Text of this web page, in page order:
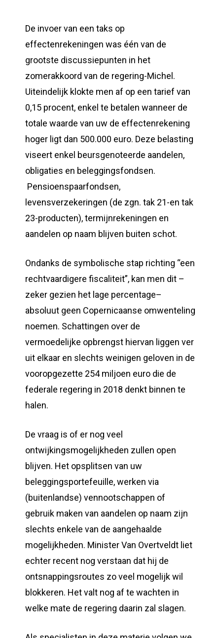
De invoer van een taks op
effectenrekeningen was één van de
grootste discussiepunten in het
zomerakkoord van de regering-Michel.
Uiteindelijk klokte men af op een tarief van
0,15 procent, enkel te betalen wanneer de
totale waarde van uw de effectenrekening
hoger ligt dan 500.000 euro. Deze belasting
viseert enkel beursgenoteerde aandelen,
obligaties en beleggingsfondsen.
Pensioenspaarfondsen,
levensverzekeringen (de zgn. tak 21-en tak
23-producten), termijnrekeningen en
aandelen op naam blijven buiten schot.
Ondanks de symbolische stap richting “een
rechtvaardigere fiscaliteit”, kan men dit –
zeker gezien het lage percentage–
absoluut geen Copernicaanse omwenteling
noemen. Schattingen over de
vermoedelijke opbrengst hiervan liggen ver
uit elkaar en slechts weinigen geloven in de
vooropgezette 254 miljoen euro die de
federale regering in 2018 denkt binnen te
halen.
De vraag is of er nog veel
ontwijkingsmogelijkheden zullen open
blijven. Het opsplitsen van uw
beleggingsportefeuille, werken via
(buitenlandse) vennootschappen of
gebruik maken van aandelen op naam zijn
slechts enkele van de aangehaalde
mogelijkheden. Minister Van Overtveldt liet
echter recent nog verstaan dat hij de
ontsnappingsroutes zo veel mogelijk wil
blokkeren. Het valt nog af te wachten in
welke mate de regering daarin zal slagen.